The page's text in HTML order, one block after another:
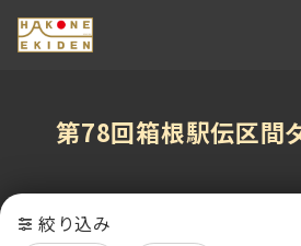
第78回箱根駅伝区間
絞り込み